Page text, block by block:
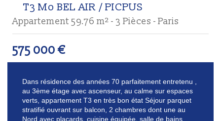
T3 Mo BEL AIR / PICPUS
Appartement 59.76 m² - 3 Pièces - Paris
575 000 €
Dans résidence des années 70 parfaitement entretenu ,
au 3ème étage avec ascenseur, au calme sur espaces
verts, appartement T3 en très bon état Séjour parquet
stratifié ouvrant sur balcon, 2 chambres dont une au
Nord avec placards, cuisine équipée, salle de bains